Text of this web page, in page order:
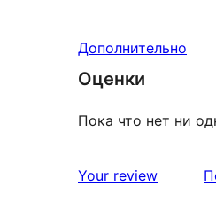
Дополнительно
Оценки
Пока что нет ни
Your review